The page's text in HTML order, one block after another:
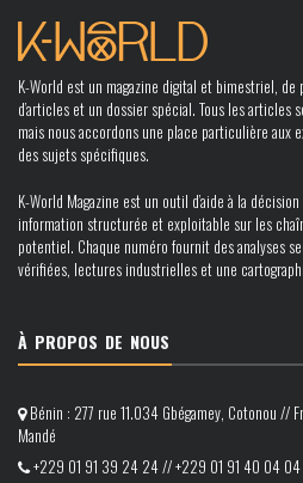
K-World est un magazine digital et bimestriel,
d’articles et un dossier spécial. Tous les articles
mais nous accordons une place particulière
des sujets spécifiques.
K-World Magazine est un outil d’aide à la
information structurée et exploitable sur les
potentiel. Chaque numéro fournit des analyses
vérifiées, lectures industrielles et une
À PROPOS DE NOUS
Bénin : 277 rue 11.034 Gbégamey, Cotonou //
Mandé
+229 01 91 39 24 24 // +229 01 91 40 04 04